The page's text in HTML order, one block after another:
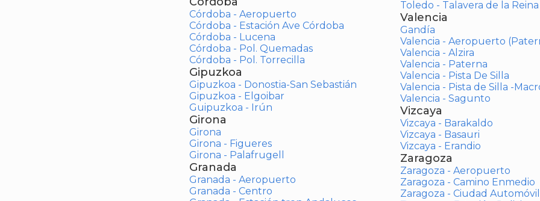
Córdoba - Aeropuerto
Córdoba - Estación Ave Córdoba
Córdoba - Lucena
Córdoba - Pol. Quemadas
Córdoba - Pol. Torrecilla
Gipuzkoa
Gipuzkoa - Donostia-San Sebastián
Gipuzkoa - Elgoibar
Guipuzkoa - Irún
Girona
Girona
Girona - Figueres
Girona - Palafrugell
Granada
Granada - Aeropuerto
Granada - Centro
Toledo - Talavera de la Reina
Valencia
Gandía
Valencia - Aeropuerto
Valencia - Alzira
Valencia - Paterna
Valencia - Pista De Silla
Valencia - Pista de Silla -
Valencia - Sagunto
Vizcaya
Vizcaya - Barakaldo
Vizcaya - Basauri
Vizcaya - Erandio
Zaragoza
Zaragoza - Aeropuerto
Zaragoza - Camino Enmedio
Zaragoza - Ciudad Automóvil